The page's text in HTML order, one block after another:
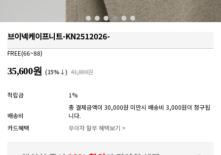
브이넥케이프니트-KN2512026-
FREE(66~88)
35,600원 (15%↓) 41,800원
적립금 1%
배송비
총 결제금액이 30,000원 미만시 배송비 3,000원이 청구됩
니다.
카드혜택
무이자 할부 혜택보기 >